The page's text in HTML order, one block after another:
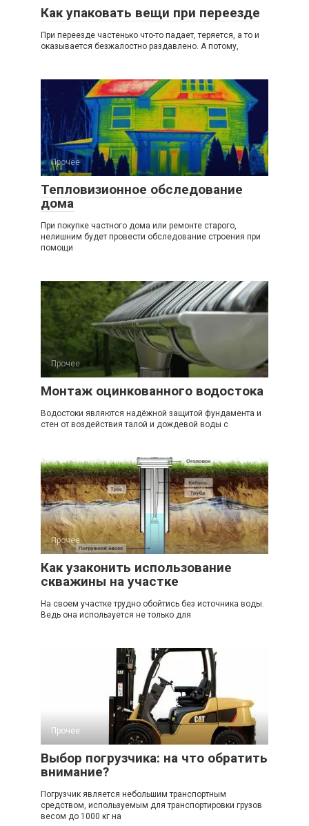
Как упаковать вещи при переезде
При переезде частенько что-то падает, теряется, а то и
оказывается безжалостно раздавлено. А потому,
Прочее
Тепловизионное обследование
дома
При покупке частного дома или ремонте старого,
нелишним будет провести обследование строения при
помощи
Прочее
Монтаж оцинкованного водостока
Водостоки являются надёжной защитой фундамента и
стен от воздействия талой и дождевой воды с
Прочее
Как узаконить использование
скважины на участке
На своем участке трудно обойтись без источника воды.
Ведь она используется не только для
Прочее
Выбор погрузчика: на что обратить
внимание?
Погрузчик является небольшим транспортным
средством, используемым для транспортировки грузов
весом до 1000 кг на